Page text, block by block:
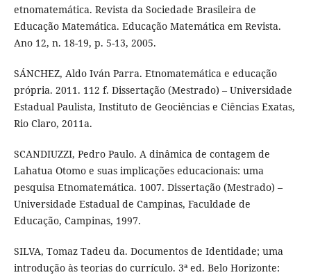
etnomatemática. Revista da Sociedade Brasileira de
Educação Matemática. Educação Matemática em Revista.
Ano 12, n. 18-19, p. 5-13, 2005.
SÁNCHEZ, Aldo Iván Parra. Etnomatemática e educação
própria. 2011. 112 f. Dissertação (Mestrado) – Universidade
Estadual Paulista, Instituto de Geociências e Ciências Exatas,
Rio Claro, 2011a.
SCANDIUZZI, Pedro Paulo. A dinâmica de contagem de
Lahatua Otomo e suas implicações educacionais: uma
pesquisa Etnomatemática. 1007. Dissertação (Mestrado) –
Universidade Estadual de Campinas, Faculdade de
Educação, Campinas, 1997.
SILVA, Tomaz Tadeu da. Documentos de Identidade; uma
introdução às teorias do currículo. 3ª ed. Belo Horizonte: